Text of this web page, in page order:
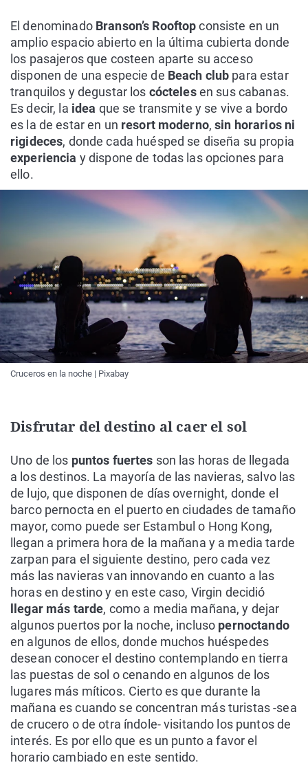
El denominado Branson’s Rooftopconsiste en un
amplio espacio abierto en la última cubierta donde
los pasajeros que costeen aparte su acceso
disponen de una especie de Beach club para estar
tranquilos y degustar los cóctelesen sus cabanas.
Es decir, la idea que se transmite y se vive a bordo
es la de estar en un resort moderno,sin horarios ni
rigideces, donde cada huésped se diseña su propia
experiencia y dispone de todas las opciones para
ello.
Cruceros en la noche | Pixabay
Disfrutar del destino al caer el sol
Uno de los puntos fuertes son las horas de llegada
a los destinos. La mayoría de las navieras, salvo las
de lujo, que disponen de días overnight, donde el
barco pernocta en el puerto en ciudades de tamaño
mayor, como puede ser Estambul o Hong Kong,
llegan a primera hora de la mañana y a media tarde
zarpan para el siguiente destino, pero cada vez
más las navieras van innovando en cuanto a las
horas en destino y en este caso, Virgin decidió
llegar más tarde, como a media mañana, y dejar
algunos puertos por la noche, incluso pernoctando
en algunos de ellos, donde muchos huéspedes
desean conocer el destino contemplando en tierra
las puestas de sol o cenando en algunos de los
lugares más míticos. Cierto es que durante la
mañana es cuando se concentran más turistas -sea
de crucero o de otra índole- visitando los puntos de
interés. Es por ello que es un punto a favor el
horario cambiado en este sentido.